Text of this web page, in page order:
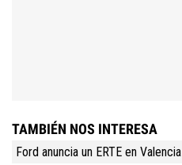
TAMBIÉN NOS INTERESA
Ford anuncia un ERTE en Valencia